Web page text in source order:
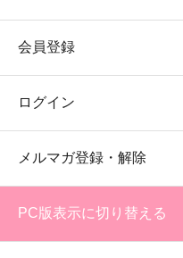
会員登録
ログイン
メルマガ登録・解除
PC版表示に切り替える